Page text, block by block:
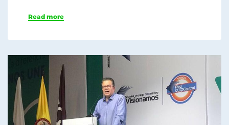
Read more